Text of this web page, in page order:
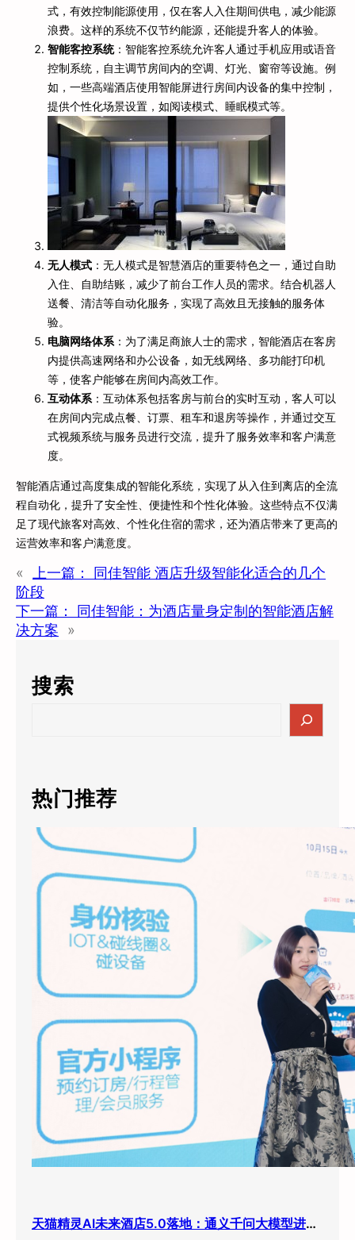
式，有效控制能源使用，仅在客人入住期间供电，减少能源
浪费。这样的系统不仅节约能源，还能提升客人的体验。
智能客控系统：智能客控系统允许客人通过手机应用或语音
控制系统，自主调节房间内的空调、灯光、窗帘等设施。例
如，一些高端酒店使用智能屏进行房间内设备的集中控制，
提供个性化场景设置，如阅读模式、睡眠模式等。
无人模式 ：无人模式是智慧酒店的重要特色之一，通过自助
入住、自助结账，减少了前台工作人员的需求。结合机器人
送餐、清洁等自动化服务，实现了高效且无接触的服务体
验。
电脑网络体系 ：为了满足商旅人士的需求，智能酒店在客房
内提供高速网络和办公设备，如无线网络、多功能打印机
等，使客户能够在房间内高效工作。
互动体系 ：互动体系包括客房与前台的实时互动，客人可以
在房间内完成点餐、订票、租车和退房等操作，并通过交互
式视频系统与服务员进行交流，提升了服务效率和客户满意
度。
智能酒店通过高度集成的智能化系统，实现了从入住到离店的全流
程自动化，提升了安全性、便捷性和个性化体验。这些特点不仅满
足了现代旅客对高效、个性化住宿的需求，还为酒店带来了更高的
运营效率和客户满意度。
« 上一篇：
同佳智能 酒店升级智能化适合的几个
阶段
下一篇：
同佳智能：为酒店量身定制的智能酒店解
决方案
»
搜索
c
h
热门推荐
天猫精灵AI未来酒店5.0落地：通义千问大模型进驻客房，酒店业迎来”数字员工”时代